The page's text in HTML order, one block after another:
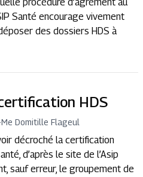
Santé encourage vivement
des dossiers HDS à
HDS
Me Domitille Flageul
décroché la certification
d’après le site de l’Asip
sauf erreur, le groupement de